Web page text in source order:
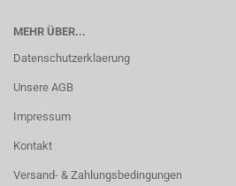
MEHR ÜBER...
Datenschutzerklaerung
Unsere AGB
Impressum
Kontakt
Versand- & Zahlungsbedingungen